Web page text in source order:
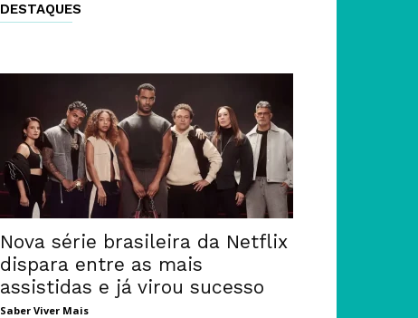
DESTAQUES
Nova série brasileira da Netflix
dispara entre as mais
assistidas e já virou sucesso
Saber Viver Mais